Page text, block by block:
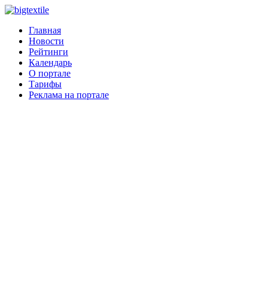
Главная
Новости
Рейтинги
Календарь
О портале
Тарифы
Реклама на портале